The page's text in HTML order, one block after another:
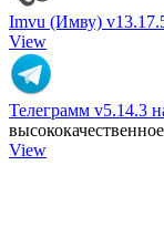
Imvu (Имву)
View
Телеграмм v5.14.3
View